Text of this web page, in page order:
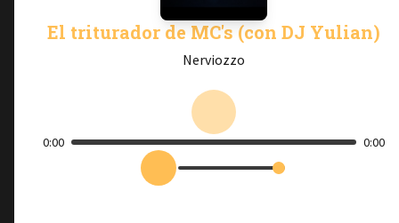
El triturador de MC's (con DJ Yulian)
Nerviozzo
0:00 0:00